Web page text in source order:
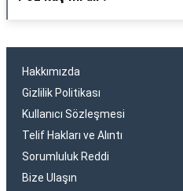
Hakkımızda
Gizlilik Politikası
Kullanıcı Sözleşmesi
Telif Hakları ve Alıntı
Sorumluluk Reddi
Bize Ulaşın